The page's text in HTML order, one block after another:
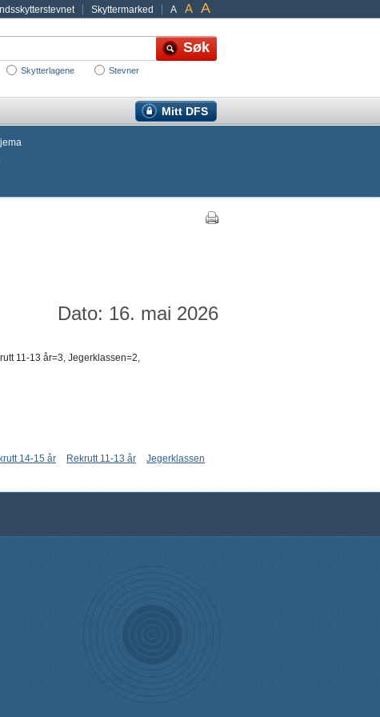
A A A
Skyttermarked
Skytterlagene Stevner
Mitt DFS
Dato: 16. mai 2026
11-13 år=3, Jegerklassen=2,
14-15 år Rekrutt 11-13 år
Jegerklassen